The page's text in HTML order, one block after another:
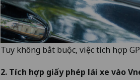
Tuy không bắt buộc, việc tích hợp
2. Tích hợp giấy phép lái xe vào